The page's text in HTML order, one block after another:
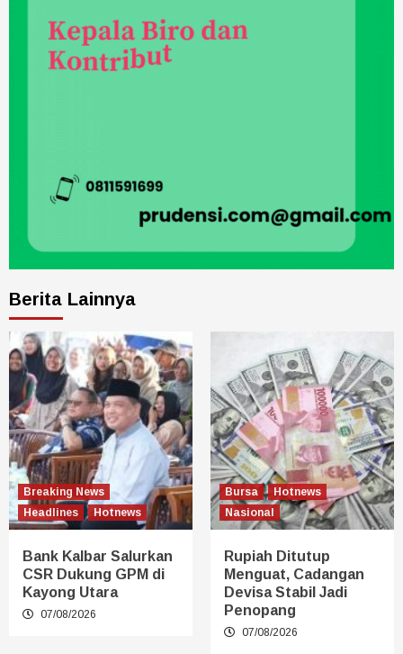
Berita Lainnya
Breaking News
Headlines
Hotnews
Bank Kalbar Salurkan
CSR Dukung GPM di
Kayong Utara
07/08/2026
Bursa
Hotnews
Nasional
Rupiah Ditutup
Menguat, Cadangan
Devisa Stabil Jadi
Penopang
07/08/2026